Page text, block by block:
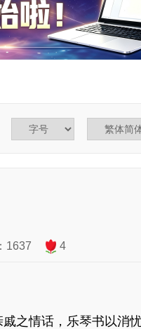
1637 4
之情话，乐琴书以消